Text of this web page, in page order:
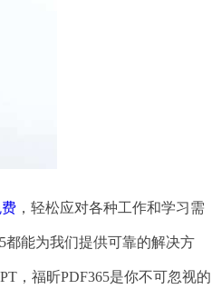
，轻松应对各种工作和学习需
都能为我们提供可靠的解决方
，福昕PDF365是你不可忽视的